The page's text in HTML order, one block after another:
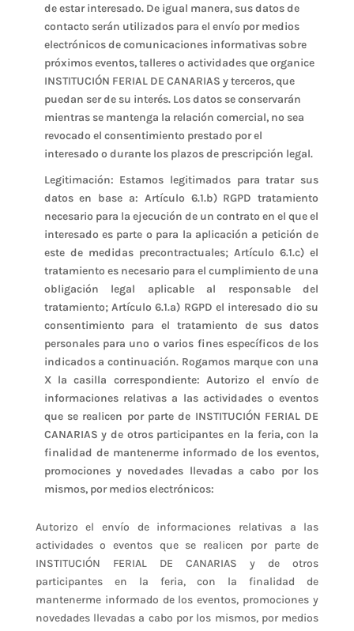
de estar interesado. De igual manera, sus datos de
contacto serán utilizados para el envío por medios
electrónicos de comunicaciones informativas sobre
próximos eventos, talleres o actividades que organice
INSTITUCIÓN FERIAL DE CANARIAS y terceros, que
puedan ser de su interés. Los datos se conservarán
mientras se mantenga la relación comercial, no sea
revocado el consentimiento prestado por el
interesado o durante los plazos de prescripción legal.
Legitimación: Estamos legitimados para tratar sus
datos en base a: Artículo 6.1.b) RGPD tratamiento
necesario para la ejecución de un contrato en el que el
interesado es parte o para la aplicación a petición de
este de medidas precontractuales; Artículo 6.1.c) el
tratamiento es necesario para el cumplimiento de una
obligación legal aplicable al responsable del
tratamiento; Artículo 6.1.a) RGPD el interesado dio su
consentimiento para el tratamiento de sus datos
personales para uno o varios fines específicos de los
indicados a continuación. Rogamos marque con una
X la casilla correspondiente: Autorizo el envío de
informaciones relativas a las actividades o eventos
que se realicen por parte de INSTITUCIÓN FERIAL DE
CANARIAS y de otros participantes en la feria, con la
finalidad de mantenerme informado de los eventos,
promociones y novedades llevadas a cabo por los
mismos, por medios electrónicos:
Autorizo el envío de informaciones relativas a las
actividades o eventos que se realicen por parte de
INSTITUCIÓN FERIAL DE CANARIAS y de otros
participantes en la feria, con la finalidad de
mantenerme informado de los eventos, promociones y
novedades llevadas a cabo por los mismos, por medios